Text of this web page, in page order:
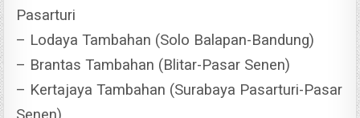
Pasarturi
– Lodaya Tambahan (Solo Balapan-Bandung)
– Brantas Tambahan (Blitar-Pasar Senen)
– Kertajaya Tambahan (Surabaya Pasarturi-Pasar